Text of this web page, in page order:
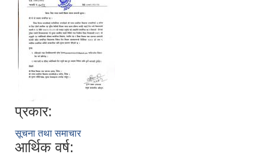
प्रकार:
सूचना तथा समाचार
आर्थिक वर्ष: